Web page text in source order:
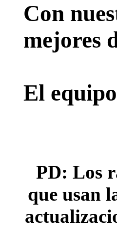
Con
mejores
El
PD: Los
que usan